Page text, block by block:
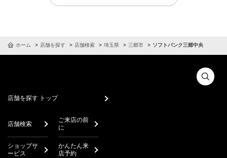
ホーム 店舗を探す 店舗検索 埼玉県 三郷市 ソフトバンク三郷中央
店舗を探す トップ
店舗検索
ご来店の前
に
ショップサ
ービス
かんたん来
店予約